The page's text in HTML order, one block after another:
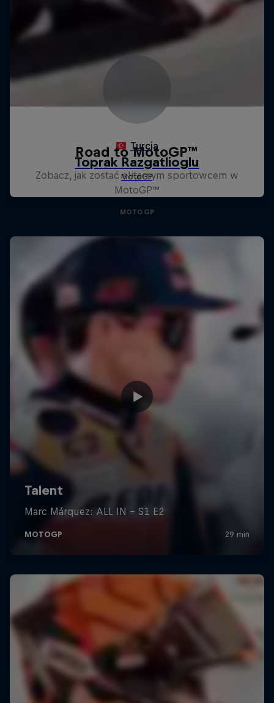
Road to MotoGP™
Zobacz, jak zostać elitarnym sportowcem w
MotoGP™
MOTOGP